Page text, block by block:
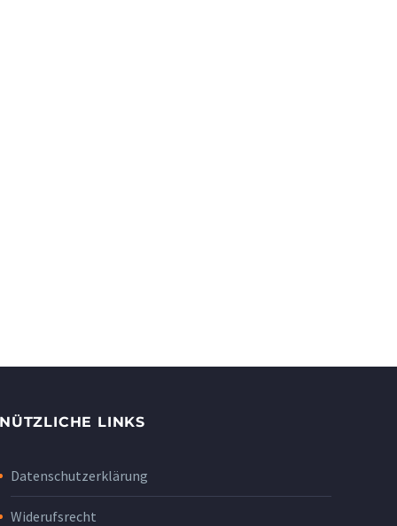
NÜTZLICHE LINKS
Datenschutzerklärung
Widerufsrecht